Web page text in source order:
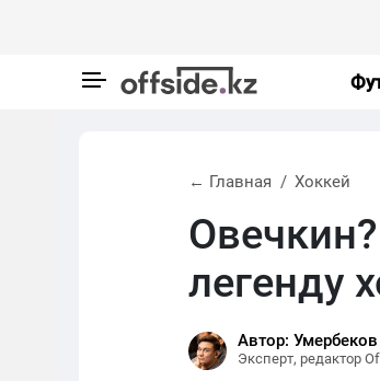
← Главная Хоккей
легенду
Автор:
Эксперт, редактор